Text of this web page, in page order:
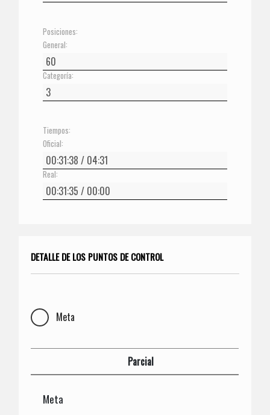
Posiciones:
General:
Categoría:
Tiempos:
Oficial:
Real:
DETALLE DE LOS PUNTOS DE CONTROL
Meta
Parcial
Meta